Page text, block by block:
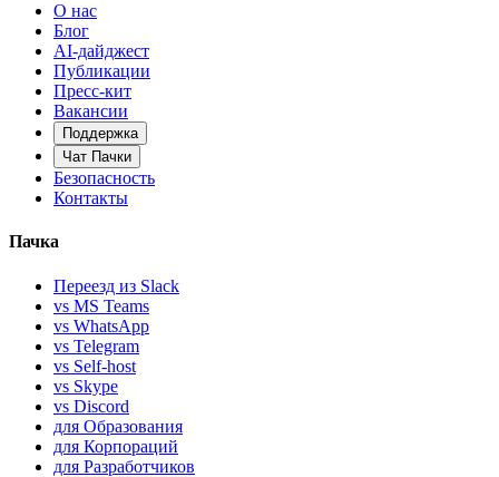
О нас
Блог
AI-дайджест
Публикации
Пресс-кит
Вакансии
Поддержка
Чат Пачки
Безопасность
Контакты
Пачка
Переезд из Slack
vs MS Teams
vs WhatsApp
vs Telegram
vs Self-host
vs Skype
vs Discord
для Образования
для Корпораций
для Разработчиков